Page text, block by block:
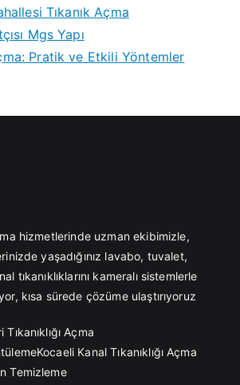
Tıkanık Açma
Mgs Yapı
Pratik ve Etkili Yöntemler
hizmetlerinde uzman ekibimizle,
yaşadığınız lavabo, tuvalet,
tıkanıklıklarını kameralı sistemlerle
kısa sürede çözüme ulaştırıyoruz
Açma
Kocaeli Kanal Tıkanıklığı Açma
Temizleme